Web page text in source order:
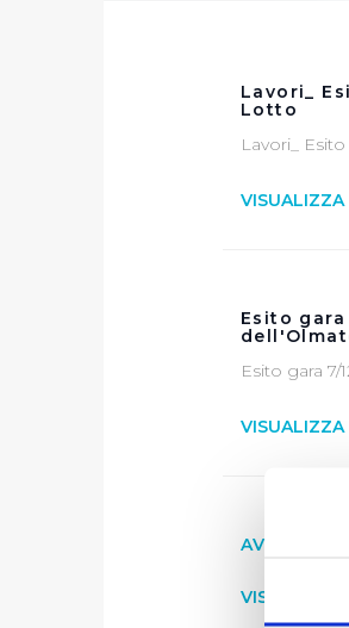
Lavori_
Lotto
Lavori_
VISUALIZZA
Esito
Esito gara
VISUALIZZA
AVVISO
VISUALIZZA